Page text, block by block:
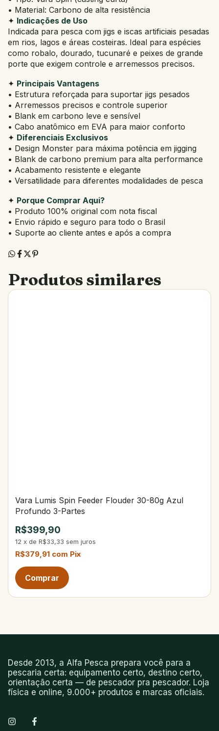
• Material: Carbono de alta resistência
✦ Indicações de Uso
Indicada para pesca com jigs e iscas artificiais pesadas
em rios, lagos e áreas costeiras. Ideal para espécies
como robalo, dourado, tucunaré e peixes de grande
porte que exigem controle e arremessos precisos.
✦ Principais Vantagens
• Estrutura reforçada para suportar jigs pesados
• Arremessos precisos e controle superior
• Blank em carbono leve e sensível
• Cabo anatômico em EVA para maior conforto
✦ Diferenciais Exclusivos
• Design Monster para máxima potência em jigging
• Blank de carbono premium para alta performance
• Acabamento resistente e elegante
• Versatilidade para diferentes modalidades de pesca
✦ Porque Comprar Aqui?
• Produto 100% original com nota fiscal
• Envio rápido e seguro para todo o Brasil
• Suporte ao cliente antes e após a compra
Produtos similares
Vara Lumis Spin Feeder Flouder 30-80g Azul
Profundo 3-Partes
R$399,90
12 x de R$33,33 sem juros
R$379,91 com Pix
Desde 2013, a Alfa Pesca prepara você para a
pescaria certa: equipamento certo, destino certo,
orientação certa — de pescador pra pescador. Loja
física e online, 9.000+ produtos e marcas oficiais.